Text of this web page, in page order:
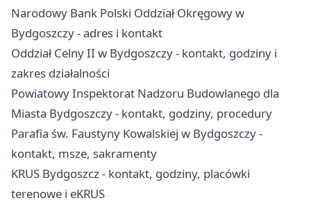
Narodowy Bank Polski Oddział Okręgowy w
Bydgoszczy - adres i kontakt
Oddział Celny II w Bydgoszczy - kontakt, godziny i
zakres działalności
Powiatowy Inspektorat Nadzoru Budowlanego dla
Miasta Bydgoszczy - kontakt, godziny, procedury
Parafia św. Faustyny Kowalskiej w Bydgoszczy -
kontakt, msze, sakramenty
KRUS Bydgoszcz - kontakt, godziny, placówki
terenowe i eKRUS